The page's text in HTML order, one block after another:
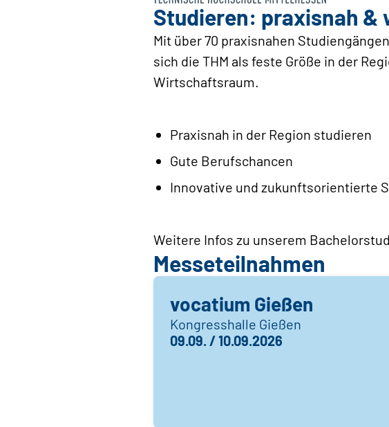
Studieren: praxisnah
Mit über 70 praxisnahen
sich die THM als feste Größe in der
Wirtschaftsraum.
Praxisnah in der Region studieren
Gute Berufschancen
Innovative und zukunftsorientierte
Weitere Infos zu unserem
Messeteilnahmen
vocatium Gießen
Kongresshalle Gießen
09.09. / 10.09.2026